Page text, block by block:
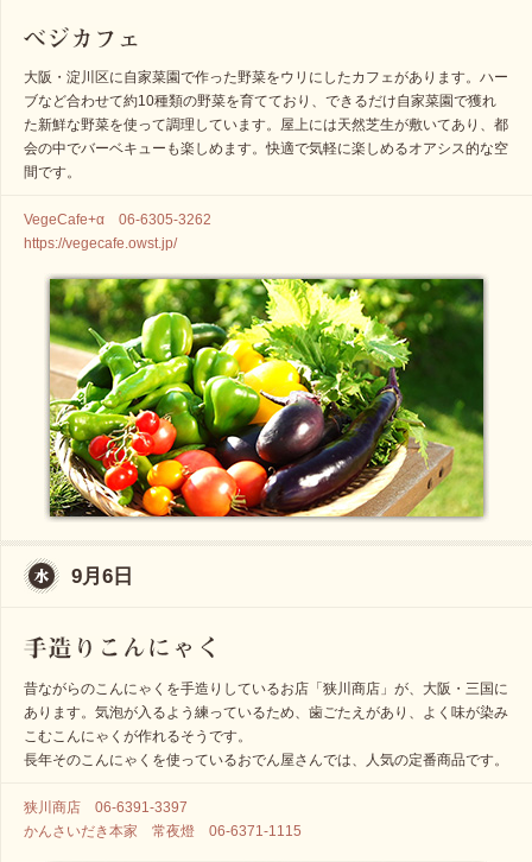
大阪・淀川区に自家菜園で作った野菜をウリにしたカフェがあります。ハー
ブなど合わせて約10種類の野菜を育てており、できるだけ自家菜園で獲れ
た新鮮な野菜を使って調理しています。屋上には天然芝生が敷いてあり、都
会の中でバーベキューも楽しめます。快適で気軽に楽しめるオアシス的な空
間です。
VegeCafe+α 06-6305-3262
https://vegecafe.owst.jp/
9月6日
昔ながらのこんにゃくを手造りしているお店「狭川商店」が、大阪・三国に
あります。気泡が入るよう練っているため、歯ごたえがあり、よく味が染み
こむこんにゃくが作れるそうです。
長年そのこんにゃくを使っているおでん屋さんでは、人気の定番商品です。
狭川商店 06-6391-3397
かんさいだき本家 常夜燈 06-6371-1115